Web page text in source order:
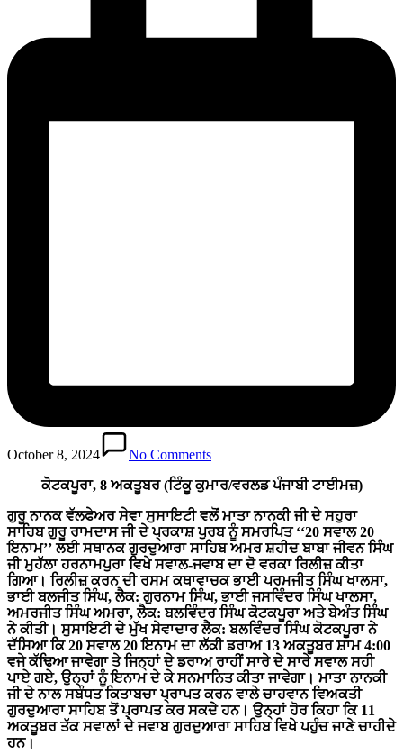
October 8, 2024
No Comments
ਕੋਟਕਪੂਰਾ, 8 ਅਕਤੂਬਰ (ਟਿੰਕੂ ਕੁਮਾਰ/ਵਰਲਡ ਪੰਜਾਬੀ ਟਾਈਮਜ਼)
ਗੁਰੂ ਨਾਨਕ ਵੱਲਫੇਅਰ ਸੇਵਾ ਸੁਸਾਇਟੀ ਵਲੋਂ ਮਾਤਾ ਨਾਨਕੀ ਜੀ ਦੇ ਸਹੁਰਾ
ਸਾਹਿਬ ਗੁਰੂ ਰਾਮਦਾਸ ਜੀ ਦੇ ਪ੍ਰਕਾਸ਼ ਪੁਰਬ ਨੂੰ ਸਮਰਪਿਤ ‘‘20 ਸਵਾਲ 20
ਇਨਾਮ’’ ਲਈ ਸਥਾਨਕ ਗੁਰਦੁਆਰਾ ਸਾਹਿਬ ਅਮਰ ਸ਼ਹੀਦ ਬਾਬਾ ਜੀਵਨ ਸਿੰਘ
ਜੀ ਮੁਹੱਲਾ ਹਰਨਾਮਪੁਰਾ ਵਿਖੇ ਸਵਾਲ-ਜਵਾਬ ਦਾ ਦੋ ਵਰਕਾ ਰਿਲੀਜ਼ ਕੀਤਾ
ਗਿਆ। ਰਿਲੀਜ਼ ਕਰਨ ਦੀ ਰਸਮ ਕਥਾਵਾਚਕ ਭਾਈ ਪਰਮਜੀਤ ਸਿੰਘ ਖਾਲਸਾ,
ਭਾਈ ਬਲਜੀਤ ਸਿੰਘ, ਲੈਕ: ਗੁਰਨਾਮ ਸਿੰਘ, ਭਾਈ ਜਸਵਿੰਦਰ ਸਿੰਘ ਖਾਲਸਾ,
ਅਮਰਜੀਤ ਸਿੰਘ ਅਮਰਾ, ਲੈਕ: ਬਲਵਿੰਦਰ ਸਿੰਘ ਕੋਟਕਪੂਰਾ ਅਤੇ ਬੇਅੰਤ ਸਿੰਘ
ਨੇ ਕੀਤੀ। ਸੁਸਾਇਟੀ ਦੇ ਮੁੱਖ ਸੇਵਾਦਾਰ ਲੈਕ: ਬਲਵਿੰਦਰ ਸਿੰਘ ਕੋਟਕਪੂਰਾ ਨੇ
ਦੱਸਿਆ ਕਿ 20 ਸਵਾਲ 20 ਇਨਾਮ ਦਾ ਲੱਕੀ ਡਰਾਅ 13 ਅਕਤੂਬਰ ਸ਼ਾਮ 4:00
ਵਜੇ ਕੱਢਿਆ ਜਾਵੇਗਾ ਤੇ ਜਿਨ੍ਹਾਂ ਦੇ ਡਰਾਅ ਰਾਹੀਂ ਸਾਰੇ ਦੇ ਸਾਰੇ ਸਵਾਲ ਸਹੀ
ਪਾਏ ਗਏ, ਉਨ੍ਹਾਂ ਨੂੰ ਇਨਾਮ ਦੇ ਕੇ ਸਨਮਾਨਿਤ ਕੀਤਾ ਜਾਵੇਗਾ। ਮਾਤਾ ਨਾਨਕੀ
ਜੀ ਦੇ ਨਾਲ ਸਬੰਧਤ ਕਿਤਾਬਚਾ ਪ੍ਰਾਪਤ ਕਰਨ ਵਾਲੇ ਚਾਹਵਾਨ ਵਿਅਕਤੀ
ਗੁਰਦੁਆਰਾ ਸਾਹਿਬ ਤੋਂ ਪ੍ਰਾਪਤ ਕਰ ਸਕਦੇ ਹਨ। ਉਨ੍ਹਾਂ ਹੋਰ ਕਿਹਾ ਕਿ 11
ਅਕਤੂਬਰ ਤੱਕ ਸਵਾਲਾਂ ਦੇ ਜਵਾਬ ਗੁਰਦੁਆਰਾ ਸਾਹਿਬ ਵਿਖੇ ਪਹੁੰਚ ਜਾਣੇ ਚਾਹੀਦੇ
ਹਨ।